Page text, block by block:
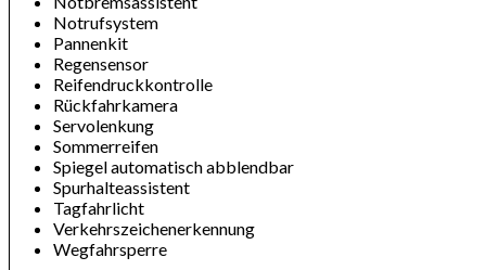
Notrufsystem
Pannenkit
Regensensor
Reifendruckkontrolle
Rückfahrkamera
Servolenkung
Sommerreifen
Spiegel automatisch abblendbar
Spurhalteassistent
Tagfahrlicht
Verkehrszeichenerkennung
Wegfahrsperre